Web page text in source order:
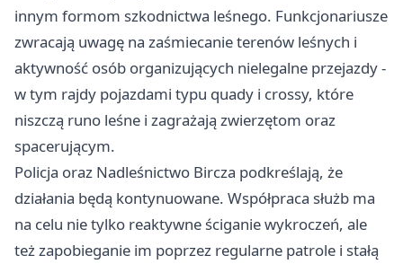
innym formom szkodnictwa leśnego. Funkcjonariusze
zwracają uwagę na zaśmiecanie terenów leśnych i
aktywność osób organizujących nielegalne przejazdy -
w tym rajdy pojazdami typu quady i crossy, które
niszczą runo leśne i zagrażają zwierzętom oraz
spacerującym.
Policja oraz Nadleśnictwo Bircza podkreślają, że
działania będą kontynuowane. Współpraca służb ma
na celu nie tylko reaktywne ściganie wykroczeń, ale
też zapobieganie im poprzez regularne patrole i stałą